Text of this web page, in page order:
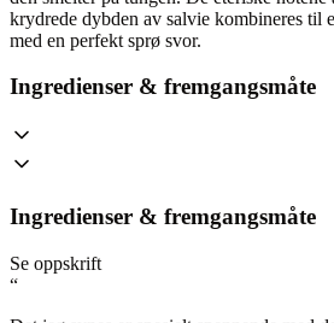
krydrede dybden av salvie kombineres til
med en perfekt sprø svor.
Ingredienser & fremgangsmåte
Ingredienser & fremgangsmåte
Se oppskrift
“